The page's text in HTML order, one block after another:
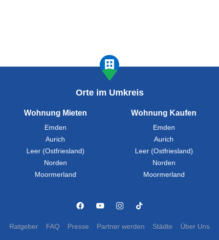
Orte im Umkreis
Wohnung Mieten
Emden
Aurich
Leer (Ostfriesland)
Norden
Moormerland
Wohnung Kaufen
Emden
Aurich
Leer (Ostfriesland)
Norden
Moormerland
Ratgeber FAQ Presse Partner werden Städte Über Uns